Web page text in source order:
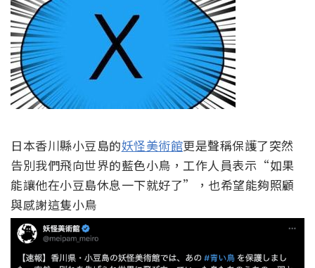
日本香川縣小豆島的妖怪美術館更是聲稱保護了突然
告別我們飛向世界的藍色小鳥，工作人員表示“如果
能讓他在小豆島休息一下就好了”，也希望能夠照顧
與感謝這隻小鳥